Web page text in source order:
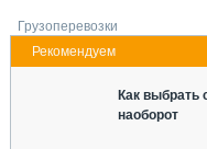
Грузоперевозки
Как выбрать
наоборот